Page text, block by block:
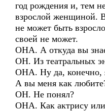
год рождения и, тем
взрослой женщиной.
не может быть
своей не может.
ОНА. А откуда вы
ОН. Из театральных
ОНА. Ну да, конечно,
А вы меня как
ОН. Не понял?
ОНА. Как актрису